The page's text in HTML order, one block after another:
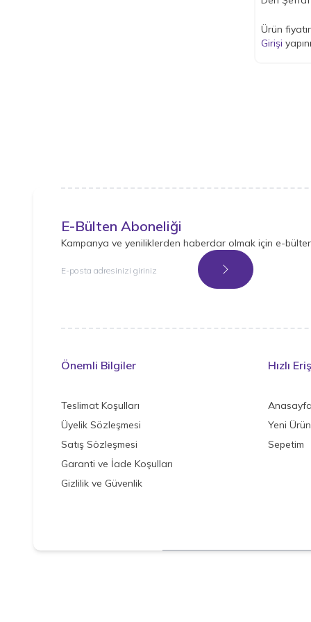
Ürün
Girişi
E-Bülten Aboneliği
Kampanya ve yeniliklerden haberdar olmak için e-
Kayıt Ol
Önemli Bilgiler
Teslimat Koşulları
Üyelik Sözleşmesi
Satış Sözleşmesi
Garanti ve İade Koşulları
Gizlilik ve Güvenlik
Hızlı
Anasayfa
Yeni
Sepetim